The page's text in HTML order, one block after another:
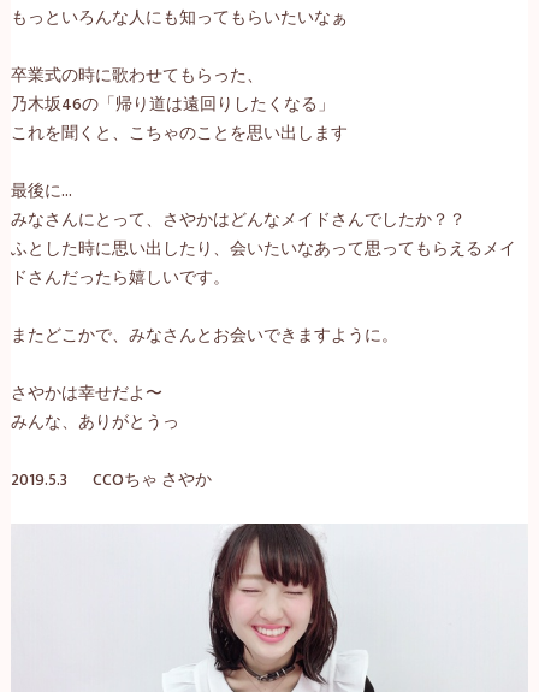
もっといろんな人にも知ってもらいたいなぁ
卒業式の時に歌わせてもらった、
乃木坂46の「帰り道は遠回りしたくなる」
これを聞くと、こちゃのことを思い出します
最後に…
みなさんにとって、さやかはどんなメイドさんでしたか？？
ふとした時に思い出したり、会いたいなあって思ってもらえるメイ
ドさんだったら嬉しいです。
またどこかで、みなさんとお会いできますように。
さやかは幸せだよ〜
みんな、ありがとうっ
2019.5.3 CCOちゃ さやか